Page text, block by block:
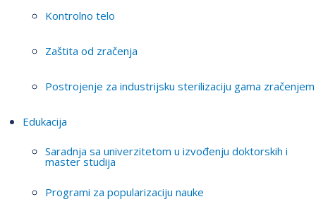
Kontrolno telo
Zaštita od zračenja
Postrojenje za industrijsku sterilizaciju gama zračenjem
Edukacija
Saradnja sa univerzitetom u izvođenju doktorskih i
master studija
Programi za popularizaciju nauke